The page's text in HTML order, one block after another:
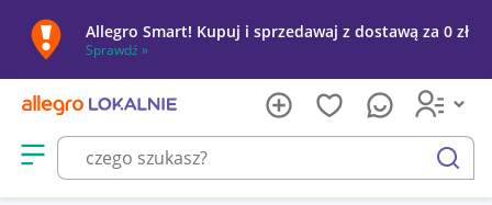
Allegro Smart! Kupuj i sprzedawaj z dostawą za 0 zł
Sprawdź »
Otwórz menu z kategoriami
szukaj